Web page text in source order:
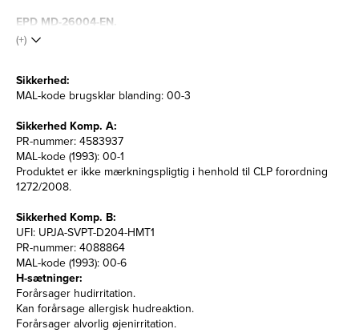
EPD MD-26004-EN.
(+)
Sikkerhed:
MAL-kode brugsklar blanding: 00-3
Sikkerhed Komp. A:
PR-nummer: 4583937
MAL-kode (1993): 00-1
Produktet er ikke mærkningspligtig i henhold til CLP forordning
1272/2008.
Sikkerhed Komp. B:
UFI: UPJA-SVPT-D204-HMT1
PR-nummer: 4088864
MAL-kode (1993): 00-6
H-sætninger:
Forårsager hudirritation.
Kan forårsage allergisk hudreaktion.
Forårsager alvorlig øjenirritation.